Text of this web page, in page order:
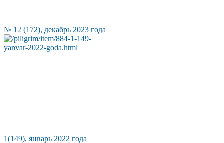
№ 12 (172), декабрь 2023 года
1(149), январь 2022 года